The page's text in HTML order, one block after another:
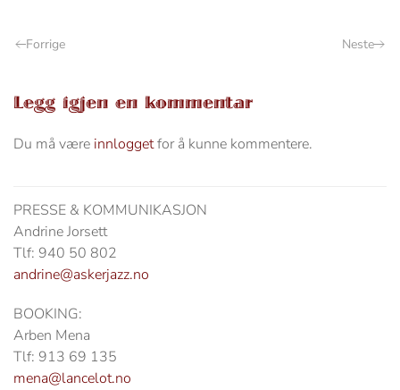
Forrige Neste
Legg igjen en kommentar
Du må være innloggetfor å kunne kommentere.
PRESSE & KOMMUNIKASJON
Andrine Jorsett
Tlf: 940 50 802
andrine@askerjazz.no
BOOKING:
Arben Mena
Tlf: 913 69 135
mena@lancelot.no